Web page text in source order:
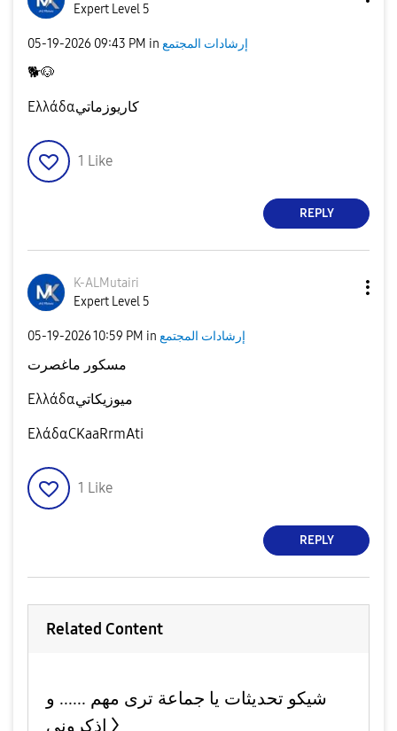
Expert Level 5
‎05-19-2026 09:43 PM in إرشادات المجتمع
🐕🐶
Ελλάδαكاريوزماتي
1 Like
REPLY
K-ALMutairi
Expert Level 5
‎05-19-202610:59 PM in إرشادات المجتمع
مسكور ماغصرت
Ελλάδαميوزيكاتي
ΕλάδαCKaaRrmAti
1 Like
REPLY
Related Content
شيكو تحديثات يا جماعة ترى مهم ...... و
اذكروني